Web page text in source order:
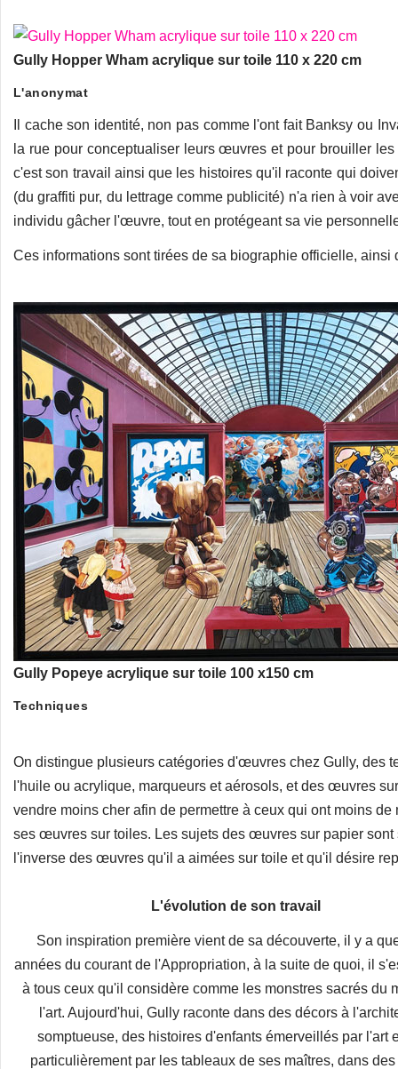
Gully Hopper Wham acrylique sur toile 110 x 220 cm
L'anonymat
Il cache son identité, non pas comme l'ont fait Banksy ou
la rue pour conceptualiser leurs œuvres et pour brouiller
c'est son travail ainsi que les histoires qu'il raconte qui
(du graffiti pur, du lettrage comme publicité) n'a rien à voir
individu gâcher l'œuvre, tout en protégeant sa vie
Ces informations sont tirées de sa biographie officielle,
Gully Popeye acrylique sur toile 100 x150 cm
Techniques
On distingue plusieurs catégories d'œuvres chez Gully, des
l'huile ou acrylique, marqueurs et aérosols, et des œuvres
vendre moins cher afin de permettre à ceux qui ont moins
ses œuvres sur toiles. Les sujets des œuvres sur papier
l'inverse des œuvres qu'il a aimées sur toile et qu'il désire
L'évolution de son travail
Son inspiration première vient de sa découverte, il y a
années du courant de l'Appropriation, à la suite de quoi, il
à tous ceux qu'il considère comme les monstres sacrés du
l'art. Aujourd'hui, Gully raconte dans des décors à
somptueuse, des histoires d'enfants émerveillés par l'art
particulièrement par les tableaux de ses maîtres, dans